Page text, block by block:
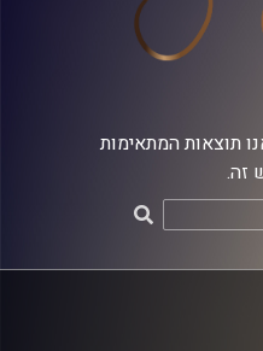
תוצאות המתאימות
זה.